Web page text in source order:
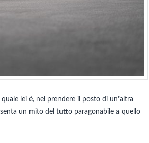
lei è, nel prendere il posto di un’altra
un mito del tutto paragonabile a quello